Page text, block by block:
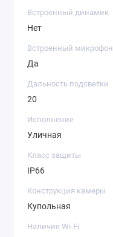
Встроенный динамик
Нет
Встроенный микрофон
Да
Дальность подсветки
20
Исполнение
Уличная
Класс защиты
IP66
Конструкция камеры
Купольная
Наличие Wi-Fi